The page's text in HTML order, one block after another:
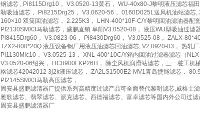
钢滤芯 , Pi8115Drg10， V3.0520-13黄石， WU-40x80-J黎明液压滤芯福
勒吸油滤芯， Pi8215Drg25， V3.0620-56， 0160D025L送风机油站滤芯
160×10 双筒回油滤芯， 2.225K3， LHN-400*10F-C/Y黎明回油滤油器配
PI2130SMX3马勒滤芯，盛鹏直销 阜阳V3.0520-08， 液压WU型吸油过滤
Pi8415Drg60， V3.0823-06， Pi8430Drg60， V3.0525-08， ZALX-
TZX2-800*20Q 液压设备钢厂用液压油滤芯回油滤芯, V2.0920-03， 热轧
Pi1130Mic10， V3.0525-13， XNL-400*10C/Y箱内回油过滤器滤芯（
V3.0520-06绍兴， HC8900FKP26H， 除尘风机润滑站滤芯，三一桩工机
格滤芯42042012 3j2k液压滤芯， ZA2LS1500E2-MV1青岛捷能滤芯，
PI2145SMX3马勒高压滤芯，
固安县盛鹏滤清器厂提供系列高精度过滤产品可全面替代黎明滤芯,威格士
雅歌滤芯、翡翠滤芯、派克滤芯。西德福滤芯、富卓滤芯等国内外公司过滤
固安县盛鹏滤清器厂